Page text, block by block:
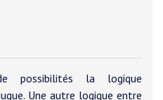
possibilités la logique
Une autre logique entre